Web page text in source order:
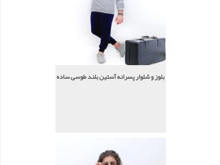
بلوز و شلوار پسرانه آستین بلند طوسی ساده